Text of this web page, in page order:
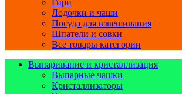
Гири
Лодочки и чаши
Посуда для взвешивания
Шпатели и совки
Все товары категории
Выпаривание и кристаллизация
Выпарные чашки
Кристаллизаторы